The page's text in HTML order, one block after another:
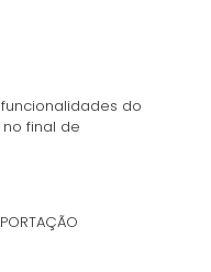
do
final de